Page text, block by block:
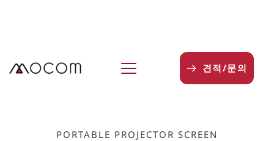
견적/문의
PORTABLE PROJECTOR SCREEN